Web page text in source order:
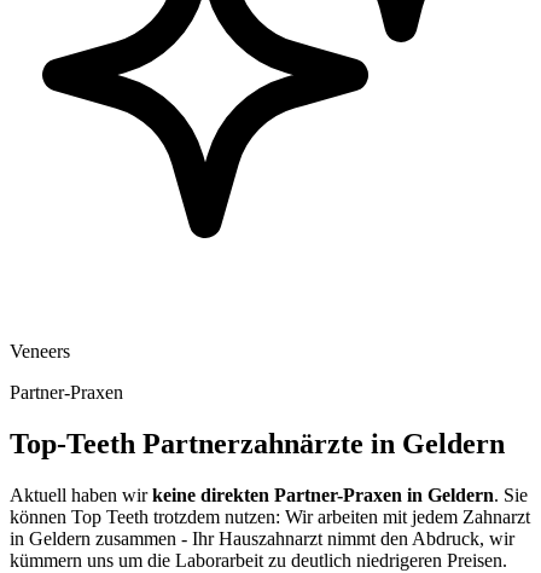
Veneers
Partner-Praxen
Top-Teeth Partnerzahnärzte in Geldern
Aktuell haben wirkeine direkten Partner-Praxen in Geldern. Sie
können Top Teeth trotzdem nutzen: Wir arbeiten mit jedem Zahnarzt
in Geldern zusammen - Ihr Hauszahnarzt nimmt den Abdruck, wir
kümmern uns um die Laborarbeit zu deutlich niedrigeren Preisen.